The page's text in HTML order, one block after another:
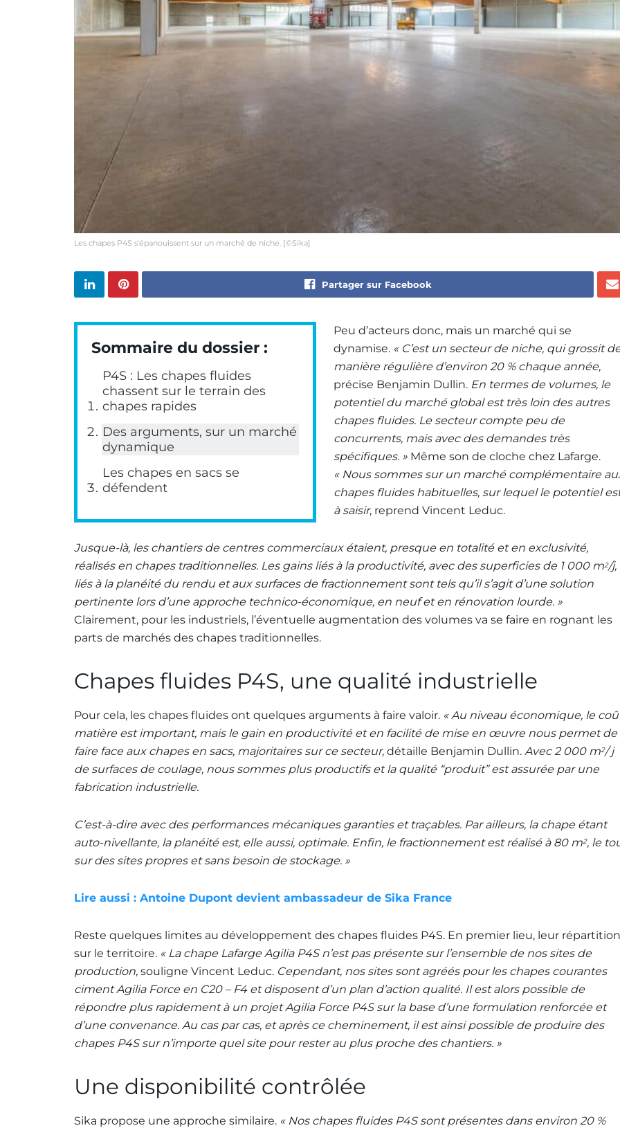
Les chapes P4S s'épanouissent sur un marché de niche. [©Sika]
Partager sur Facebook
Sommaire du dossier :
P4S : Les chapes fluides
chassent sur le terrain des
chapes rapides
Des arguments, sur un marché
dynamique
Les chapes en sacs se
défendent
Peu d’acteurs donc, mais un marché qui se
dynamise. « C’est un secteur de niche, qui grossit
manière régulière d’environ 20 % chaque année,
précise Benjamin Dullin. En termes de volumes, le
potentiel du marché global est très loin des autres
chapes fluides. Le secteur compte peu de
concurrents, mais avec des demandes très
spécifiques. » Même son de cloche chez Lafarge.
« Nous sommes sur un marché complémentaire
chapes fluides habituelles, sur lequel le potentiel
à saisir, reprend Vincent Leduc.
Jusque-là, les chantiers de centres commerciaux étaient, presque en totalité et en exclusivité,
réalisés en chapes traditionnelles. Les gains liés à la productivité, avec des superficies de 1 000 m2/j,
liés à la planéité du rendu et aux surfaces de fractionnement sont tels qu’il s’agit d’une solution
pertinente lors d’une approche technico-économique, en neuf et en rénovation lourde. »
Clairement, pour les industriels, l’éventuelle augmentation des volumes va se faire en rognant les
parts de marchés des chapes traditionnelles.
Chapes fluides P4S, une qualité industrielle
Pour cela, les chapes fluides ont quelques arguments à faire valoir. « Au niveau économique, le
matière est important, mais le gain en productivité et en facilité de mise en œuvre nous permet de
faire face aux chapes en sacs, majoritaires sur ce secteur, détaille Benjamin Dullin. Avec 2 000 m2/ j
de surfaces de coulage, nous sommes plus productifs et la qualité “produit” est assurée par une
fabrication industrielle.
C’est-à-dire avec des performances mécaniques garanties et traçables. Par ailleurs, la chape étant
auto-nivellante, la planéité est, elle aussi, optimale. Enfin, le fractionnement est réalisé à 80 m2, le
sur des sites propres et sans besoin de stockage. »
Lire aussi : Antoine Dupont devient ambassadeur de Sika France
Reste quelques limites au développement des chapes fluides P4S. En premier lieu, leur répartition
sur le territoire. « La chape Lafarge Agilia P4S n’est pas présente sur l’ensemble de nos sites de
production, souligne Vincent Leduc. Cependant, nos sites sont agréés pour les chapes courantes
ciment Agilia Force en C20 – F4 et disposent d’un plan d’action qualité. Il est alors possible de
répondre plus rapidement à un projet Agilia Force P4S sur la base d’une formulation renforcée et
d’une convenance. Au cas par cas, et après ce cheminement, il est ainsi possible de produire des
chapes P4S sur n’importe quel site pour rester au plus proche des chantiers. »
Une disponibilité contrôlée
Sika propose une approche similaire. « Nos chapes fluides P4S sont présentes dans environ 20 %